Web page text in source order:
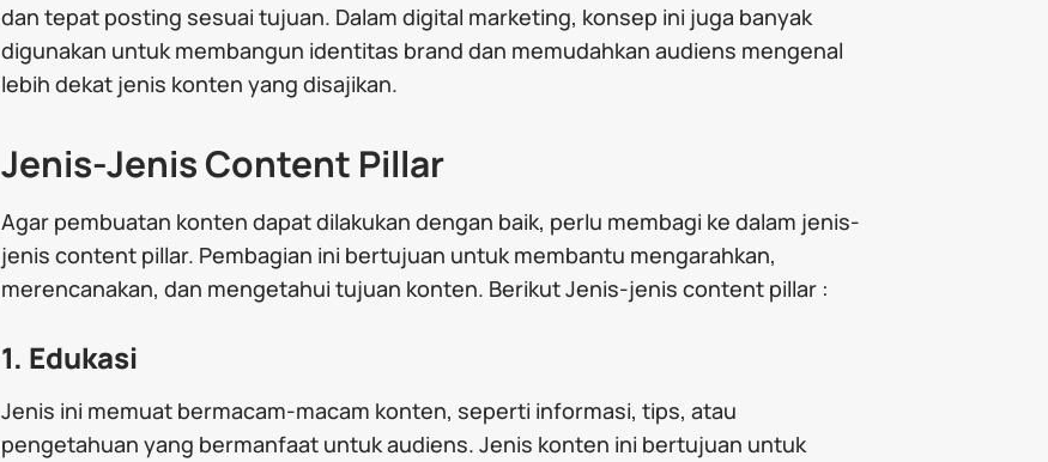
dan tepat posting sesuai tujuan. Dalam digital marketing, konsep ini juga banyak
digunakan untuk membangun identitas brand dan memudahkan audiens mengenal
lebih dekat jenis konten yang disajikan.
Jenis-Jenis Content Pillar
Agar pembuatan konten dapat dilakukan dengan baik, perlu membagi ke dalam jenis-
jenis content pillar. Pembagian ini bertujuan untuk membantu mengarahkan,
merencanakan, dan mengetahui tujuan konten. Berikut Jenis-jenis content pillar :
1. Edukasi
Jenis ini memuat bermacam-macam konten, seperti informasi, tips, atau
pengetahuan yang bermanfaat untuk audiens. Jenis konten ini bertujuan untuk